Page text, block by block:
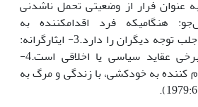
عنوان فرار از وضعیتی تحمل ناشدنی
پرخاش‌جو: هنگامی­که فرد اقدام­کننده به
خودکشی، قصد آزار یا جلب توجه دیگران را دارد.3- ایثارگرانه:
خودکشی معطوف به برخی عقاید سیاسی یا اخلاقی است.4-
کننده به خودکشی، با زندگی و مرگ به